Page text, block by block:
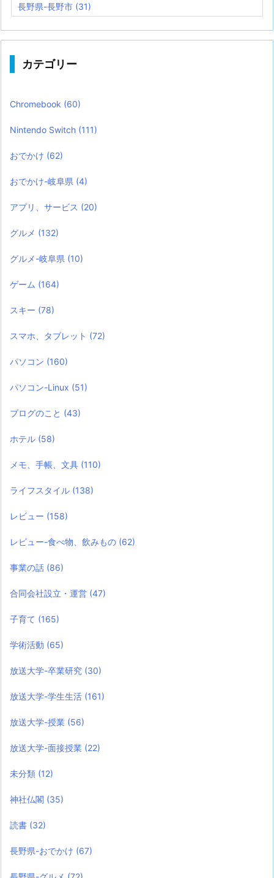
長野県-長野市 (31)
カテゴリー
Chromebook (60)
Nintendo Switch (111)
おでかけ (62)
おでかけ-岐阜県 (4)
アプリ、サービス (20)
グルメ (132)
グルメ-岐阜県 (10)
ゲーム (164)
スキー (78)
スマホ、タブレット (72)
パソコン (160)
パソコン-Linux (51)
ブログのこと (43)
ホテル (58)
メモ、手帳、文具 (110)
ライフスタイル (138)
レビュー (158)
レビュー-食べ物、飲みもの (62)
事業の話 (86)
合同会社設立・運営 (47)
子育て (165)
学術活動 (65)
放送大学-卒業研究 (30)
放送大学-学生生活 (161)
放送大学-授業 (56)
放送大学-面接授業 (22)
未分類 (12)
神社仏閣 (35)
読書 (32)
長野県-おでかけ (67)